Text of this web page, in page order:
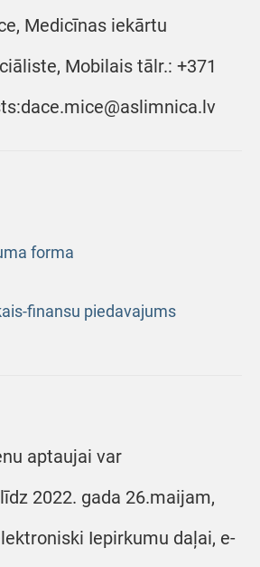
Medicīnas iekārtu
Mobilais tālr.: +371
forma
finansu piedavajums
aptaujai var
2022. gada 26.maijam,
Iepirkumu daļai, e-